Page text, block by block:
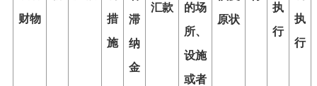
财物
措
施
执
行
滞
纳
金
汇款
的场
所、
设施
或者
原状
执
行